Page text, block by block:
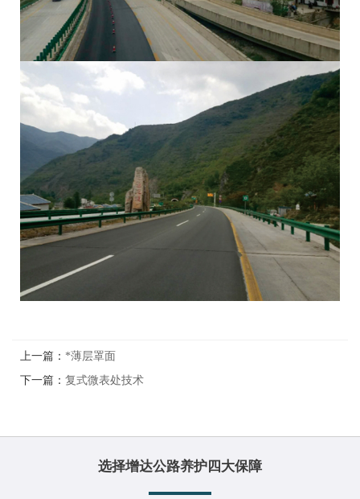
上一篇： *薄层罩面
下一篇： 复式微表处技术
选择增达公路养护四大保障